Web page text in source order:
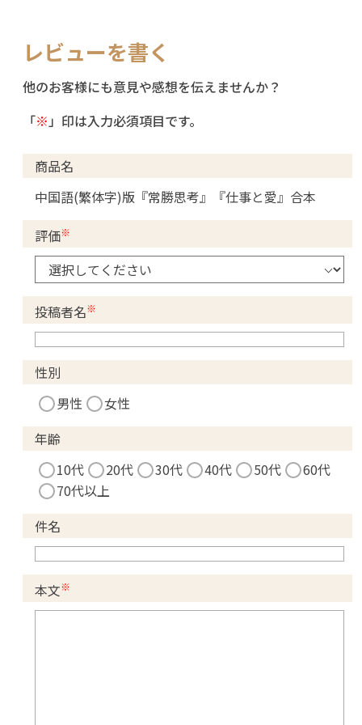
レビューを書く
他のお客様にも意見や感想を伝えませんか？
「※ 」印は入力必須項目です。
商品名
中国語(繁体字)版『常勝思考』『仕事と愛』合本
評価※
投稿者名※
性別
男性
女性
年齢
10代
20代 30代 40代 50代
60代
70代以上
件名
本文※